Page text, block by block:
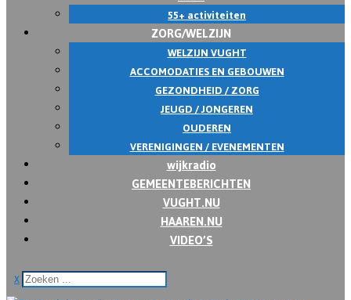
55+ activiteiten
ZORG/WELZIJN
WELZIJN VUGHT
ACCOMODATIES EN GEBOUWEN
GEZONDHEID / ZORG
JEUGD / JONGEREN
OUDEREN
VERENIGINGEN / EVENEMENTEN
wijkradio
GEMEENTEBERICHTEN
VUGHT.NU
HAAREN.NU
VIDEO’S
x